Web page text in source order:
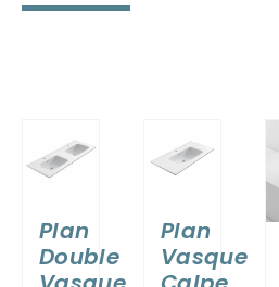
Plan
Double
Plan
Vasque